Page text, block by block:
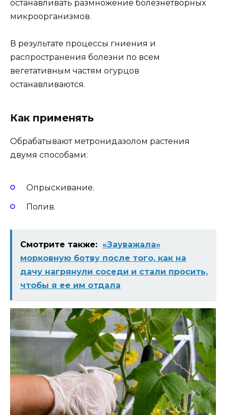
останавливать размножение болезнетворных
микроорганизмов.
В результате процессы гниения и
распространения болезни по всем
вегетативным частям огурцов
останавливаются.
Как применять
Обрабатывают метронидазолом растения
двумя способами:
Опрыскивание.
Полив.
Смотрите также: «Зауважала»
морковную ботву после того, как на
дачу нагрянули соседи и стали просить,
чтобы я ее им отдала